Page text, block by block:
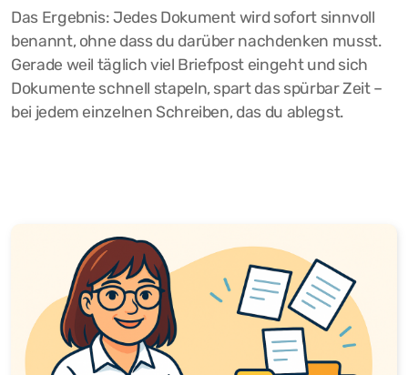
Das Ergebnis: Jedes Dokument wird sofort sinnvoll
benannt, ohne dass du darüber nachdenken musst.
Gerade weil täglich viel Briefpost eingeht und sich
Dokumente schnell stapeln, spart das spürbar Zeit –
bei jedem einzelnen Schreiben, das du ablegst.